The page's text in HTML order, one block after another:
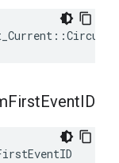
FirstEventID